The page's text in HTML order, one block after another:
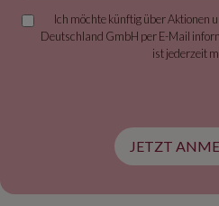
Ich möchte künftig über Aktionen
Deutschland GmbH per E-Mail
ist jederzeit
JETZT